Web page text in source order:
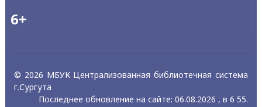
6+
© 2026 МБУК Централизованная библиотечная система
г.Сургута
Последнее обновление на сайте: 06.08.2026 , в 6 55.